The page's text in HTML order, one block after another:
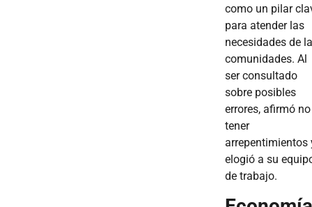
como un pilar
para atender las
necesidades de
comunidades. Al
ser consultado
sobre posibles
errores, afirmó no
tener
arrepentimientos
elogió a su
de trabajo.